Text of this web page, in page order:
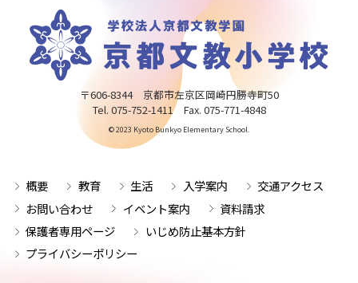
〒606-8344 京都市左京区岡崎円勝寺町50
Tel. 075-752-1411 Fax. 075-771-4848
© 2023 Kyoto Bunkyo Elementary School.
概要 教育 生活 入学案内
交通アクセス
お問い合わせ
イベント案内
資料請求
保護者専用ページ
いじめ防止基本方針
プライバシーポリシー